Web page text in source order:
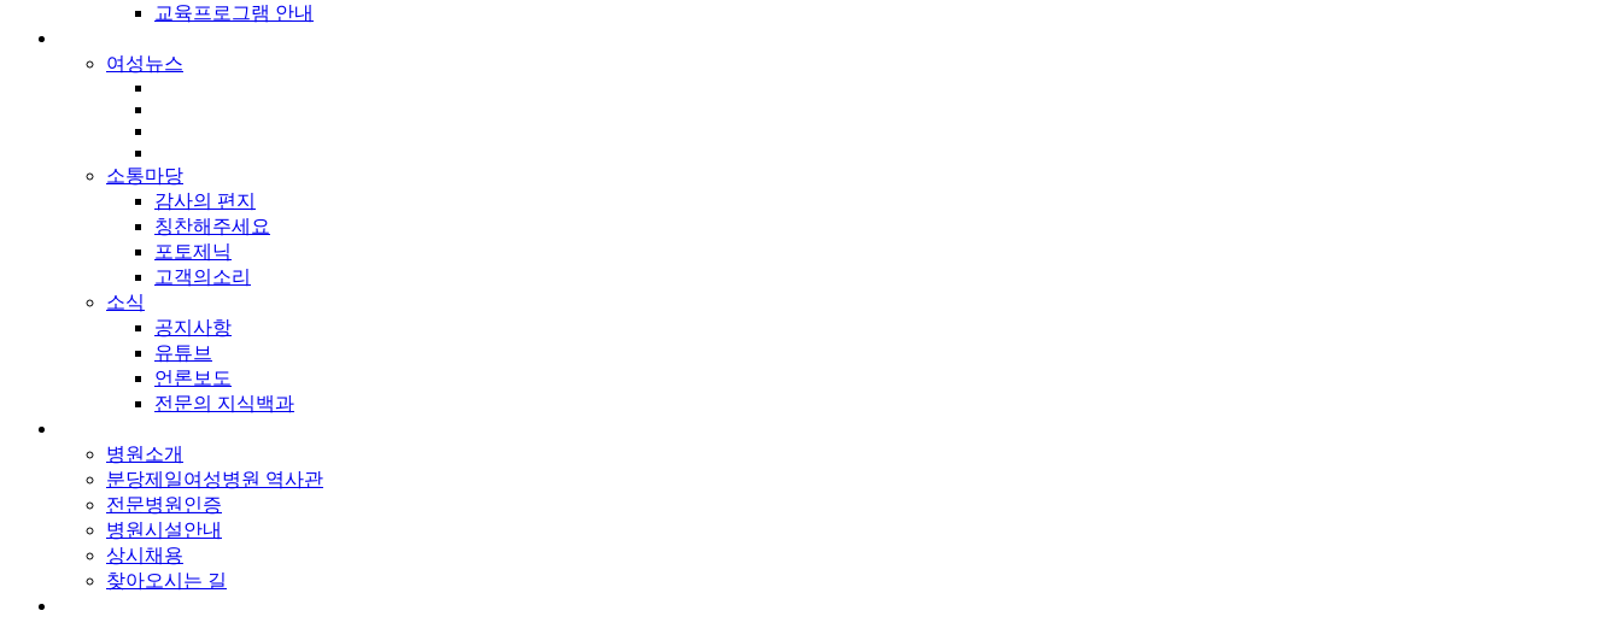
교육프로그램 안내
여성뉴스
소통마당
감사의 편지
칭찬해주세요
포토제닉
고객의소리
소식
공지사항
유튜브
언론보도
전문의 지식백과
병원소개
분당제일여성병원 역사관
전문병원인증
병원시설안내
상시채용
찾아오시는 길